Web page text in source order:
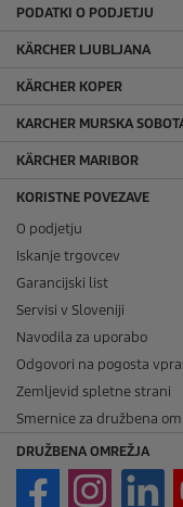
PODATKI O PODJETJU
KÄRCHER LJUBLJANA
KÄRCHER KOPER
KARCHER MURSKA
KÄRCHER MARIBOR
KORISTNE POVEZAVE
O podjetju
Iskanje trgovcev
Garancijski list
Servisi v Sloveniji
Navodila za uporabo
Odgovori na pogosta
Zemljevid spletne strani
Smernice za družbena
DRUŽBENA OMREŽJA